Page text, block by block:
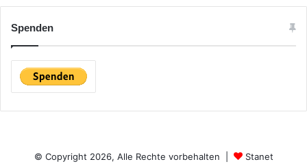
Spenden
© Copyright 2026, Alle Rechte vorbehalten | Stanet